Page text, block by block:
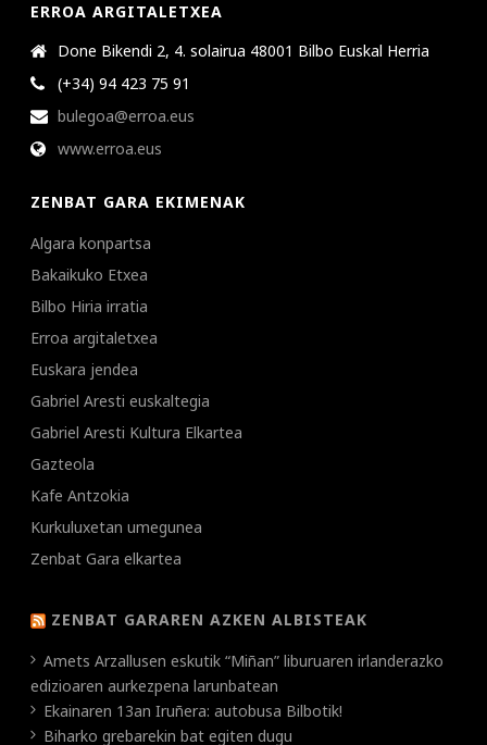
ERROA ARGITALETXEA
Done Bikendi 2, 4. solairua 48001 Bilbo Euskal Herria
(+34) 94 423 75 91
bulegoa@erroa.eus
www.erroa.eus
ZENBAT GARA EKIMENAK
Algara konpartsa
Bakaikuko Etxea
Bilbo Hiria irratia
Erroa argitaletxea
Euskara jendea
Gabriel Aresti euskaltegia
Gabriel Aresti Kultura Elkartea
Gazteola
Kafe Antzokia
Kurkuluxetan umegunea
Zenbat Gara elkartea
ZENBAT GARAREN AZKEN ALBISTEAK
Amets Arzallusen eskutik “Miñan” liburuaren irlanderazko
edizioaren aurkezpena larunbatean
Ekainaren 13an Iruñera: autobusa Bilbotik!
Biharko grebarekin bat egiten dugu